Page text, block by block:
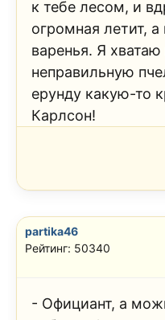
к тебе лесом, и
огромная летит,
варенья. Я
неправильную
ерунду какую-то
Карлсон!
partika46
Рейтинг: 50340
- Официант, а